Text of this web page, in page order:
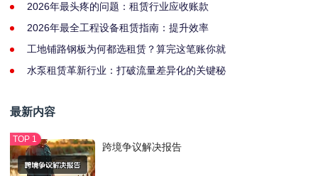
2026年最头疼的问题：租赁行业应收账款
2026年最全工程设备租赁指南：提升效率
工地铺路钢板为何都选租赁？算完这笔账你就
水泵租赁革新行业：打破流量差异化的关键秘
最新内容
跨境争议解决报告